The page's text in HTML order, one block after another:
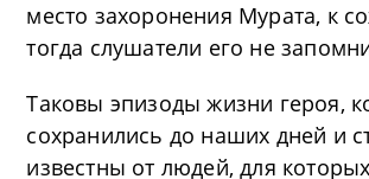
место захоронения Мурата, к
тогда слушатели его не
Таковы эпизоды жизни героя,
сохранились до наших дней и
известны от людей, для